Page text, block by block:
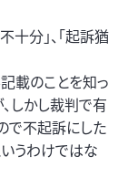
十分」、「起訴猶
載のことを知っ
しかし裁判で有
で不起訴にした
いうわけではな